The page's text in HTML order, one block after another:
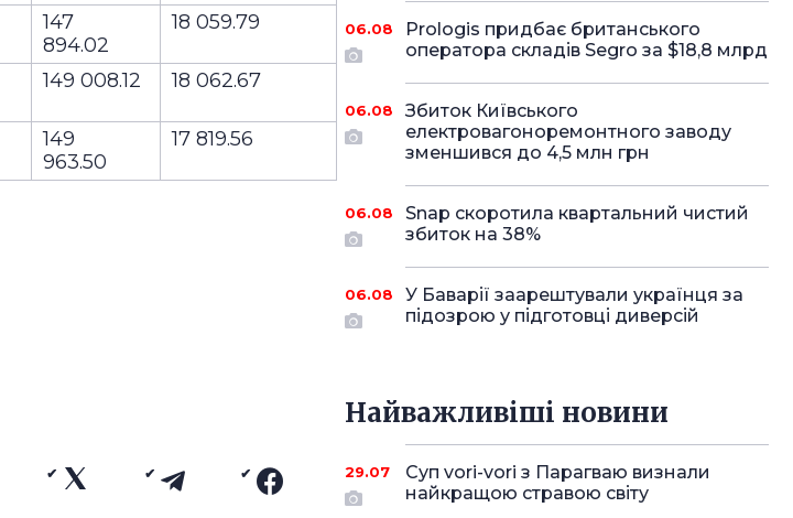
147
894.02
18 059.79
149 008.12 18 062.67
149
963.50
17 819.56
06.08
Prologis придбає британського
оператора складів Segro за $18,8 млрд
06.08
Збиток Київського
електровагоноремонтного заводу
зменшився до 4,5 млн грн
06.08
Snap скоротила квартальний чистий
збиток на 38%
06.08
У Баварії заарештували українця за
підозрою у підготовці диверсій
Найважливіші новини
29.07
Суп vori-vori з Парагваю визнали
найкращою стравою світу